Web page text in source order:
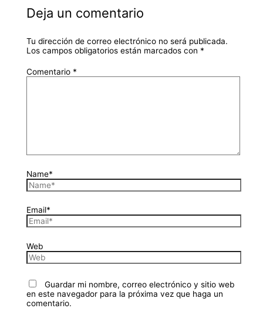
Deja un comentario
Tu dirección de correo electrónico no será publicada.
Los campos obligatorios están marcados con *
Comentario *
Name*
Email*
Web
Guardar mi nombre, correo electrónico y sitio web
en este navegador para la próxima vez que haga un
comentario.